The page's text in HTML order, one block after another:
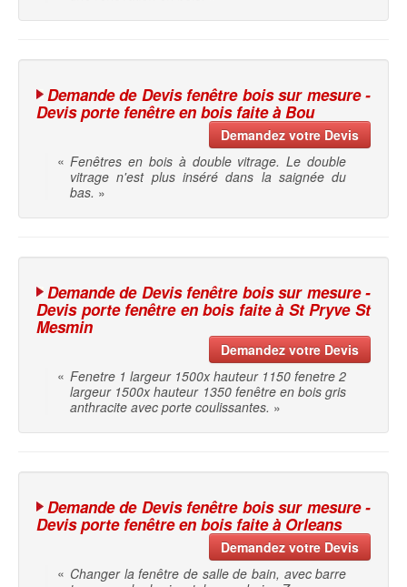
Demande de Devis fenêtre bois sur mesure -
Devis porte fenêtre en bois faite à Bou
Demandez votre Devis
« Fenêtres en bois à double vitrage. Le double
vitrage n'est plus inséré dans la saignée du
bas. »
Demande de Devis fenêtre bois sur mesure -
Devis porte fenêtre en bois faite à St Pryve St
Mesmin
Demandez votre Devis
« Fenetre 1 largeur 1500x hauteur 1150 fenetre 2
largeur 1500x hauteur 1350 fenêtre en bois gris
anthracite avec porte coulissantes. »
Demande de Devis fenêtre bois sur mesure -
Devis porte fenêtre en bois faite à Orleans
Demandez votre Devis
« Changer la fenêtre de salle de bain, avec barre